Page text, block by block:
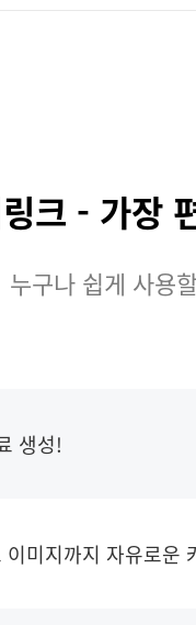
크 - 가장
누구나 쉽게 사용
생성!
미지까지 자유로운